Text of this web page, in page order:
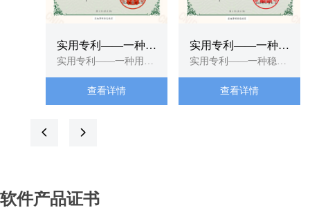
实用专利——一种用
于土壤墒情监测装置
实用专利——一种用于
土壤墒情监测装置
查看详情
实用专利——一种稳
定性强的物联网机器
人-实用新型专利证
实用专利——一种稳定
性强的物联网机器人-
实用新型专利证书
查看详情
넳 넲
软件产品证书